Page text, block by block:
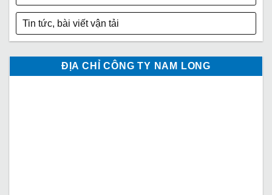
Tin tức, bài viết vận tải
ĐỊA CHỈ CÔNG TY NAM LONG